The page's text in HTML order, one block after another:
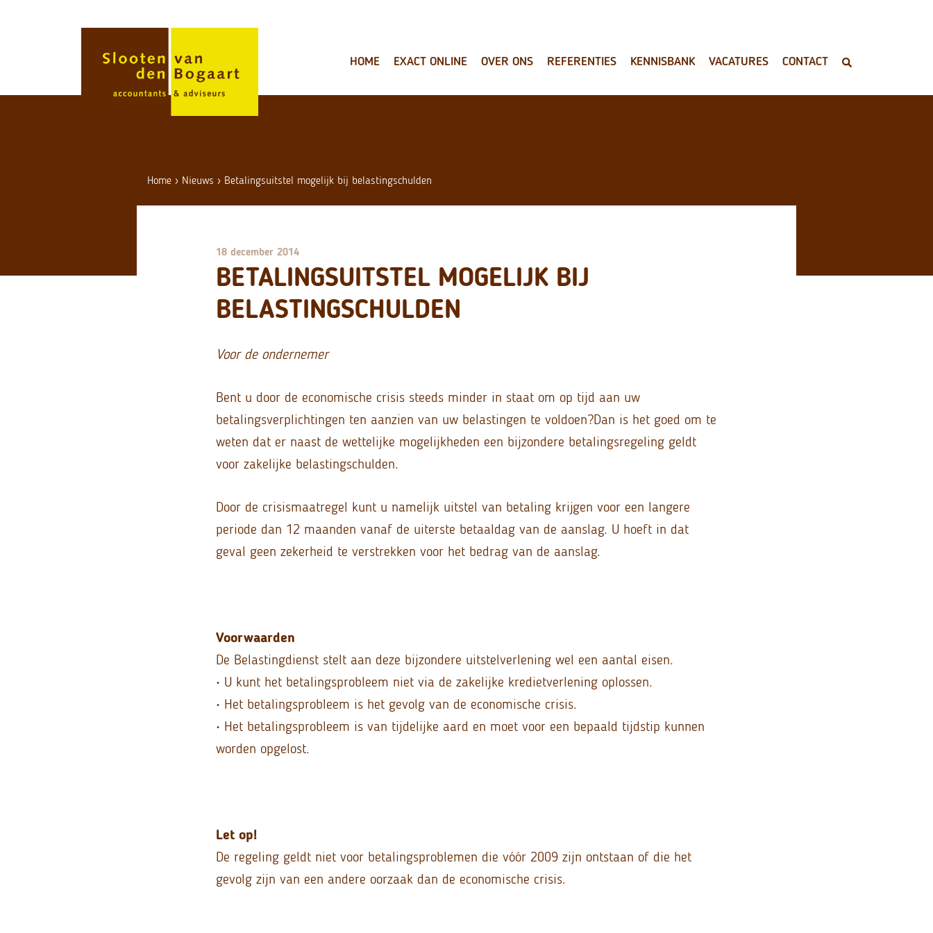
HOME EXACT ONLINE OVER ONS REFERENTIES KENNISBANK VACATURES CONTACT
Home › Nieuws › Betalingsuitstel mogelijk bij belastingschulden
18 december 2014
BETALINGSUITSTEL MOGELIJK BIJ
BELASTINGSCHULDEN
Voor de ondernemer
Bent u door de economische crisis steeds minder in staat om op tijd aan uw
betalingsverplichtingen ten aanzien van uw belastingen te voldoen?Dan is het goed om te
weten dat er naast de wettelijke mogelijkheden een bijzondere betalingsregeling geldt
voor zakelijke belastingschulden.
Door de crisismaatregel kunt u namelijk uitstel van betaling krijgen voor een langere
periode dan 12 maanden vanaf de uiterste betaaldag van de aanslag. U hoeft in dat
geval geen zekerheid te verstrekken voor het bedrag van de aanslag.
Voorwaarden
De Belastingdienst stelt aan deze bijzondere uitstelverlening wel een aantal eisen.
• U kunt het betalingsprobleem niet via de zakelijke kredietverlening oplossen.
• Het betalingsprobleem is het gevolg van de economische crisis.
• Het betalingsprobleem is van tijdelijke aard en moet voor een bepaald tijdstip kunnen
worden opgelost.
Let op!
De regeling geldt niet voor betalingsproblemen die vóór 2009 zijn ontstaan of die het
gevolg zijn van een andere oorzaak dan de economische crisis.